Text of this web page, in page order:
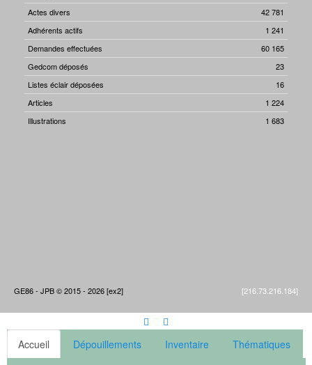
Actes divers
42 781
Adhérents actifs
1 241
Demandes effectuées
60 165
Gedcom déposés
23
Listes éclair déposées
16
Articles
1 224
Illustrations
1 683
GE86 - JPB © 2015 - 2026 [ex2] [216.73.216.184]
Accueil Dépouillements Inventaire Thématiques